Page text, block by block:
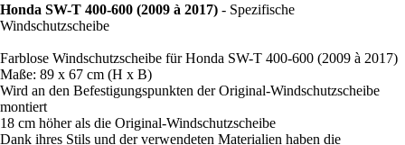
Honda SW-T 400-600 (2009 à 2017) - Spezifische
Windschutzscheibe
Farblose Windschutzscheibe für Honda SW-T 400-600 (2009 à 2017)
Maße: 89 x 67 cm (H x B)
Wird an den Befestigungspunkten der Original-Windschutzscheibe
montiert
18 cm höher als die Original-Windschutzscheibe
Dank ihres Stils und der verwendeten Materialien haben die